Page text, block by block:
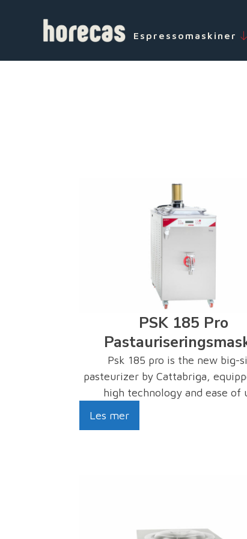
Espressomaskiner
PSK 185 Pro
Psk 185 pro is the new big-
pasteurizer by Cattabriga,
high technology and ease of
Les mer